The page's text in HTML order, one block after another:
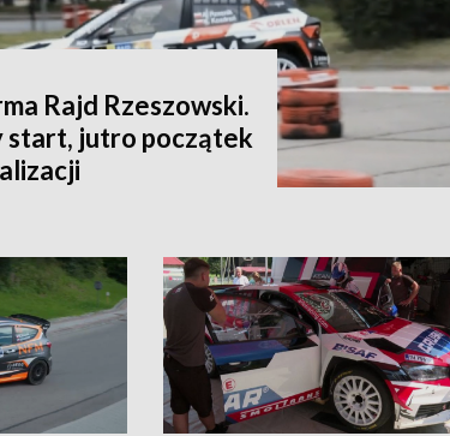
Rajd Rzeszowski.
start, jutro początek